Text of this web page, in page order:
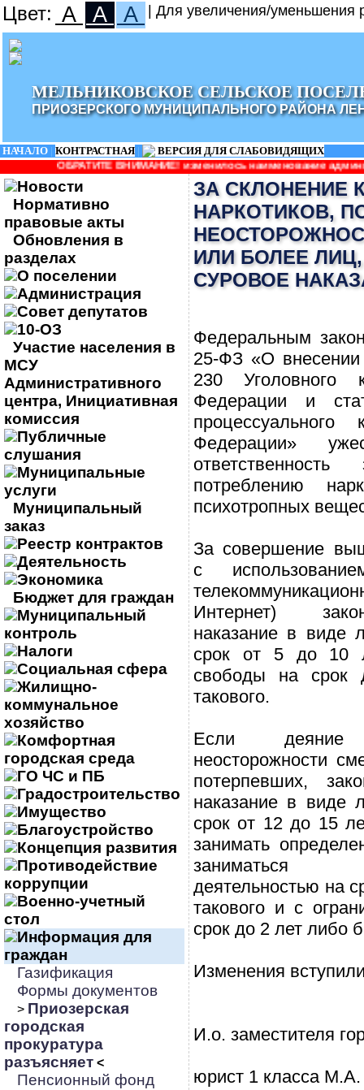
Цвет: A A A | Для увеличения/
МЕЛЬНИКОВСКОЕ СЕЛЬСКОЕ
ПРИОЗЕРСКОГО МУНИЦИПАЛЬНОГО РАЙОНА
НАЧАЛО | КОНТРАСТНАЯ |
ВЕРСИЯ ДЛЯ СЛАБОВИДЯЩИХ
ВНИМАНИЕ! изменилось наименование администрации:
Новости
Нормативно
правовые акты
Обновления в
разделах
О поселении
Администрация
Совет депутатов
10-ОЗ
Участие населения в
МСУ
Административного
центра, Инициативная
комиссия
Публичные
слушания
Муниципальные
услуги
Муниципальный
заказ
Реестр контрактов
Деятельность
Экономика
Бюджет для граждан
Муниципальный
контроль
Налоги
Социальная сфера
Жилищно-
коммунальное
хозяйство
Комфортная
городская среда
ГО ЧС и ПБ
Градостроительство
Имущество
Благоустройство
Концепция развития
Противодействие
коррупции
Военно-учетный
стол
Информация для
граждан
Газификация
Формы документов
> Приозерская
городская
прокуратура
разъясняет <
Пенсионный фонд
ЗА СКЛОНЕНИЕ
НАРКОТИКОВ,
ИЛИ БОЛЕЕ
СУРОВОЕ
Федеральным
25-ФЗ «О
230 Уголовного
Федерации и
процессуального
Федерации»
потреблению
психотропных
За совершение
с
Интернет)
наказание в виде
срок от 5 до 10
свободы на
такового.
Если
неосторожности
потерпевших,
наказание в виде
срок от 12 до 15
занимать
заниматься
деятельностью на
такового и с
срок до 2 лет либо
Изменения
И.о. заместителя
юрист 1 класса М.А.